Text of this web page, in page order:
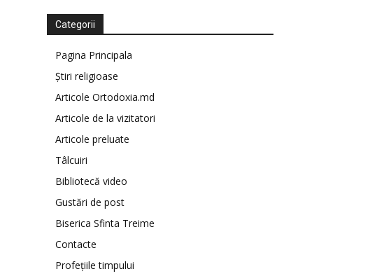
Categorii
Pagina Principala
Știri religioase
Articole Ortodoxia.md
Articole de la vizitatori
Articole preluate
Tâlcuiri
Bibliotecă video
Gustări de post
Biserica Sfinta Treime
Contacte
Profețiile timpului